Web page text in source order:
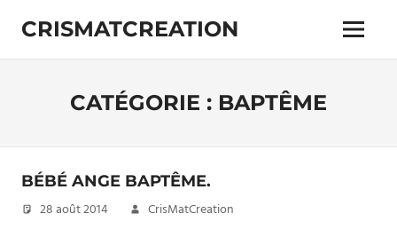
content
CRISMATCREATION Menu
CATÉGORIE : BAPTÊME
BÉBÉ ANGE BAPTÊME.
28 août 2014 CrisMatCreation